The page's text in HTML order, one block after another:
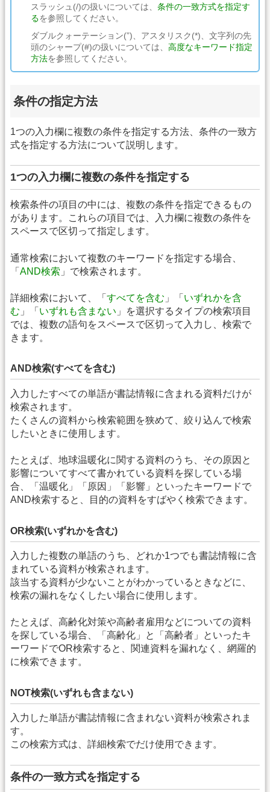
スラッシュ(/)の扱いについては、 条件の一致方式を指定す
るを参照してください。
ダブルクォーテーション(”)、アスタリスク(*)、文字列の先
頭のシャープ(#)の扱いについては、 高度なキーワード指定
方法を参照してください。
条件の指定方法
1つの入力欄に複数の条件を指定する方法、条件の一致方
式を指定する方法について説明します。
1つの入力欄に複数の条件を指定する
検索条件の項目の中には、複数の条件を指定できるもの
があります。これらの項目では、入力欄に複数の条件を
スペースで区切って指定します。
通常検索において複数のキーワードを指定する場合、
「 AND検索 」で検索されます。
詳細検索において、「 すべてを含む 」「 いずれかを含
む 」「 いずれも含まない 」を選択するタイプの検索項目
では、複数の語句をスペースで区切って入力し、検索で
きます。
AND検索(すべてを含む)
入力したすべての単語が書誌情報に含まれる資料だけが
検索されます。
たくさんの資料から検索範囲を狭めて、絞り込んで検索
したいときに使用します。
たとえば、地球温暖化に関する資料のうち、その原因と
影響についてすべて書かれている資料を探している場
合、「温暖化」「原因」「影響」といったキーワードで
AND検索すると、目的の資料をすばやく検索できます。
OR検索(いずれかを含む)
入力した複数の単語のうち、どれか1つでも書誌情報に含
まれている資料が検索されます。
該当する資料が少ないことがわかっているときなどに、
検索の漏れをなくしたい場合に使用します。
たとえば、高齢化対策や高齢者雇用などについての資料
を探している場合、「高齢化」と「高齢者」といったキ
ーワードでOR検索すると、関連資料を漏れなく、網羅的
に検索できます。
NOT検索(いずれも含まない)
入力した単語が書誌情報に含まれない資料が検索されま
す。
この検索方式は、詳細検索でだけ使用できます。
条件の一致方式を指定する